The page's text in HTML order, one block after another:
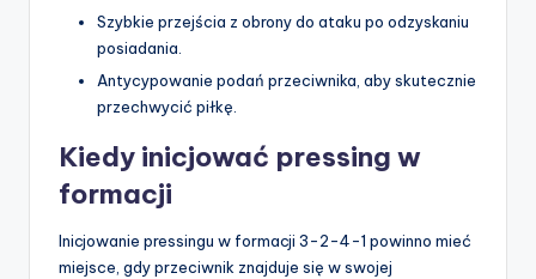
Szybkie przejścia z obrony do ataku po odzyskaniu
posiadania.
Antycypowanie podań przeciwnika, aby skutecznie
przechwycić piłkę.
Kiedy inicjować pressing w
formacji
Inicjowanie pressingu w formacji 3-2-4-1 powinno mieć
miejsce, gdy przeciwnik znajduje się w swojej